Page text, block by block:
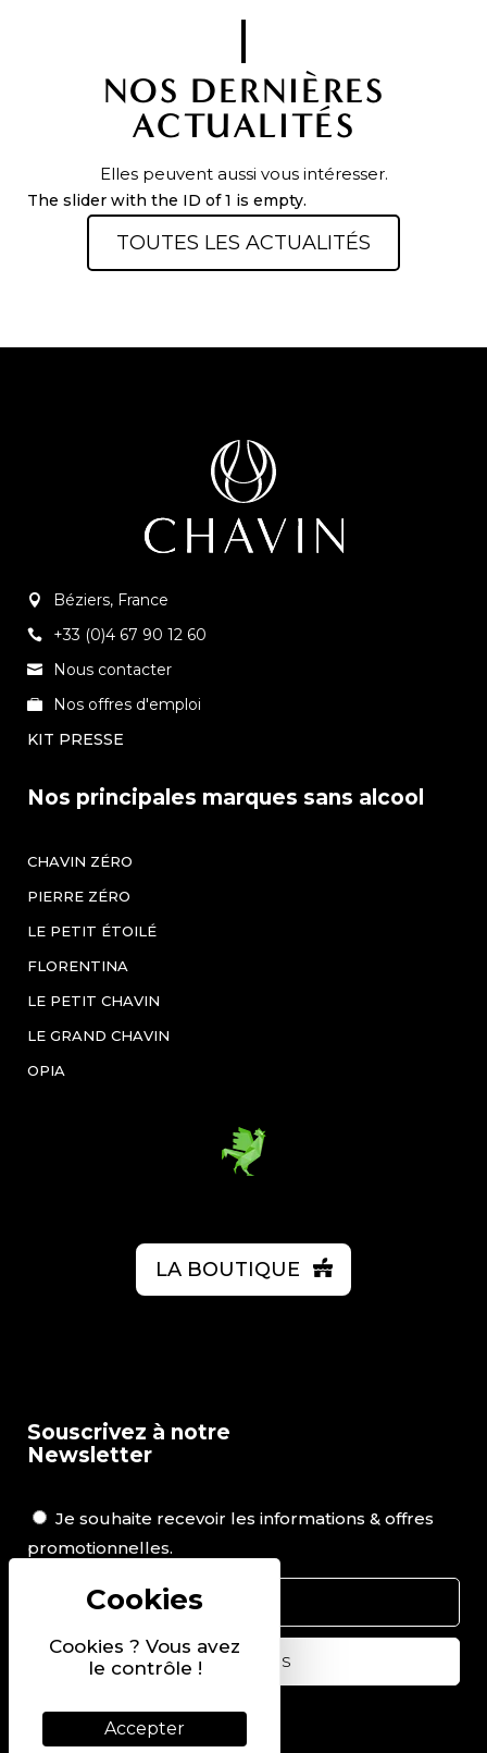
Cookies ? Vous avez
le contrôle !
Accepter
NOS DERNIÈRES
ACTUALITÉS
Elles peuvent aussi vous intéresser.
The slider with the ID of 1 is empty.
TOUTES LES ACTUALITÉS
Béziers, France
+33 (0)4 67 90 12 60
Nous contacter
Nos offres d'emploi
KIT PRESSE
Nos principales marques sans alcool
CHAVIN ZÉRO
PIERRE ZÉRO
LE PETIT ÉTOILÉ
FLORENTINA
LE PETIT CHAVIN
LE GRAND CHAVIN
OPIA
LA BOUTIQUE
Souscrivez à notre
Newsletter
Je souhaite recevoir les informations & offres
promotionnelles.
Suivez-nous sur